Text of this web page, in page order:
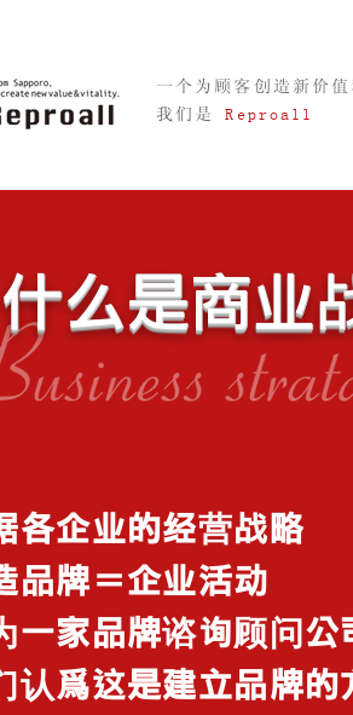
一个为顾客创造新价值
我们是Reproall
什么是商业
各企业的经营战略
品牌＝企业活动
一家品牌谘询顾问公
认爲这是建立品牌的